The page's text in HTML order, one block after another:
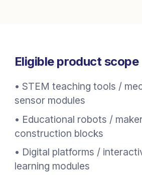
Eligible product scope
• STEM teaching tools /
sensor modules
• Educational robots /
construction blocks
• Digital platforms /
learning modules